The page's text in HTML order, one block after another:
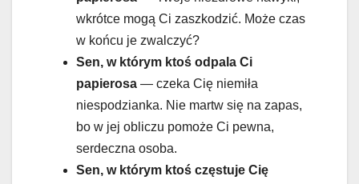
wkrótce mogą Ci zaszkodzić. Może czas
w końcu je zwalczyć?
Sen, w którym ktoś odpala Ci
papierosa — czeka Cię niemiła
niespodzianka. Nie martw się na zapas,
bo w jej obliczu pomoże Ci pewna,
serdeczna osoba.
Sen, w którym ktoś częstuje Cię